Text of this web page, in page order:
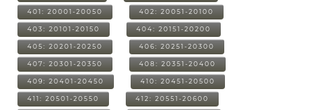
401: 20001-20050 402: 20051-20100
403: 20101-20150 404: 20151-20200
405: 20201-20250 406: 20251-20300
407: 20301-20350 408: 20351-20400
409: 20401-20450 410: 20451-20500
411: 20501-20550 412: 20551-20600